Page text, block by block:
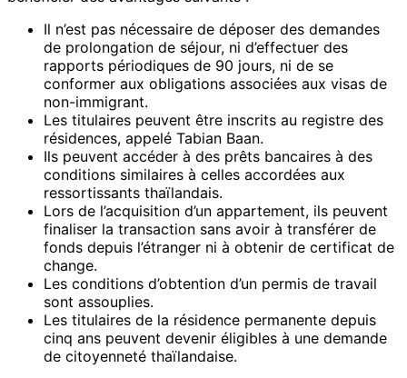
Il n’est pas nécessaire de déposer des demandes
de prolongation de séjour, ni d’effectuer des
rapports périodiques de 90 jours, ni de se
conformer aux obligations associées aux visas de
non-immigrant.
Les titulaires peuvent être inscrits au registre des
résidences, appelé Tabian Baan.
Ils peuvent accéder à des prêts bancaires à des
conditions similaires à celles accordées aux
ressortissants thaïlandais.
Lors de l’acquisition d’un appartement, ils peuvent
finaliser la transaction sans avoir à transférer de
fonds depuis l’étranger ni à obtenir de certificat de
change.
Les conditions d’obtention d’un permis de travail
sont assouplies.
Les titulaires de la résidence permanente depuis
cinq ans peuvent devenir éligibles à une demande
de citoyenneté thaïlandaise.